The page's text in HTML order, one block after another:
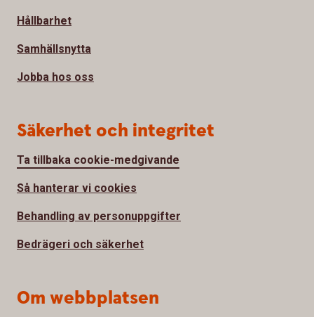
Hållbarhet
Samhällsnytta
Jobba hos oss
Säkerhet och integritet
Ta tillbaka cookie-medgivande
Så hanterar vi cookies
Behandling av personuppgifter
Bedrägeri och säkerhet
Om webbplatsen